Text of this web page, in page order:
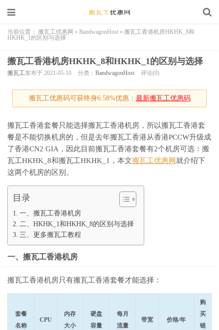
当前位置： 搬瓦工优惠网 » BandwagonHost » 搬瓦工香港机房HKHK_8和
HKHK_1的区别与选择
搬瓦工香港机房HKHK_8和HKHK_1的区别与选择
搬瓦工发布于 2021-05-10 分类： BandwagonHost 评论(0)
搬瓦工优惠码可获终身6.58%优惠： 最新搬瓦工优惠码
搬瓦工香港套餐只能选择搬瓦工香港机房，所以搬瓦工香港套
餐是不能切换机房的，但是去年搬瓦工香港从香港PCCW升级成
了香港CN2 GIA，因此目前搬瓦工香港套餐有2个机房可选：搬
瓦工HKHK_8和搬瓦工HKHK_1，本文搬瓦工优惠网 就介绍下
这两个机房的区别。
目录
一、搬瓦工香港机房
二、HKHK_1和HKHK_8的区别与选择
三、更多搬瓦工教程
一、搬瓦工香港机房
搬瓦工香港机房只有搬瓦工香港套餐才能选择：
套餐
名称
CPU
内存
大小
硬盘
容量
每月
流量
带宽 价格/年
购
买
链